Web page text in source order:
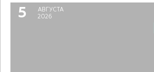
5
АВГУСТА
2026